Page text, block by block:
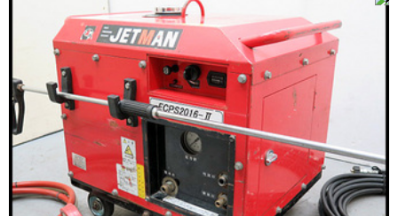
> 遺品整理
> 工場閉鎖に伴う一括整理
> 債務・任意整理担当の弁護士さまへ
> おもちゃ・ホビー・楽器等・マニア
品・コレクターズアイテム
> 厨房機器・店舗用品買取